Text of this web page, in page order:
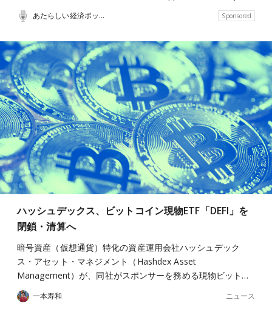
あたらしい経済ポッドキャスト Sponsored
ハッシュデックス、ビットコイン現物ETF「DEFI」を
閉鎖・清算へ
暗号資産（仮想通貨）特化の資産運用会社ハッシュデック
ス・アセット・マネジメント（Hashdex Asset
Management）が、同社がスポンサーを務める現物ビット…
一本寿和 ニュース